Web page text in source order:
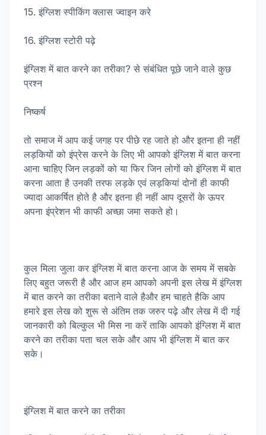
15. इंग्लिश स्पीकिंग क्लास ज्वाइन करे
16. इंग्लिश स्टोरी पढ़े
इंग्लिश में बात करने का तरीका? से संबंधित पूछे जाने वाले कुछ
प्रश्न
निष्कर्ष
तो समाज में आप कई जगह पर पीछे रह जाते हो और इतना ही नहीं
लड़कियों को इंप्रेस करने के लिए भी आपको इंग्लिश में बात करना
आना चाहिए जिन लड़कों को या फिर जिन लोगों को इंग्लिश में बात
करना आता है उनकी तरफ लड़के एवं लड़कियां दोनों ही काफी
ज्यादा आकर्षित होते है और इतना ही नहीं आप दूसरों के ऊपर
अपना इंप्रेशन भी काफी अच्छा जमा सकते हो।
कुल मिला जुला कर इंग्लिश में बात करना आज के समय में सबके
लिए बहुत जरूरी है और आज हम आपको अपनी इस लेख में इंग्लिश
में बात करने का तरीका बताने वाले हैऔर हम चाहते हैकि आप
हमारे इस लेख को शुरू से अंतिम तक जरुर पढ़े और लेख में दी गई
जानकारी को बिल्कुल भी मिस ना करें ताकि आपको इंग्लिश में बात
करने का तरीका पता चल सके और आप भी इंग्लिश में बात कर
सके।
इंग्लिश में बात करने का तरीका